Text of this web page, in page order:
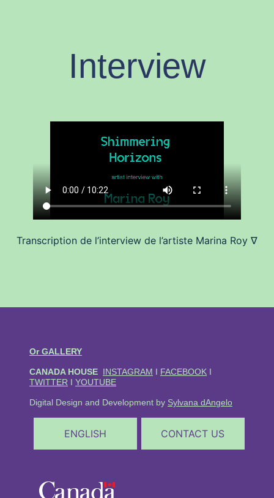
Interview
Transcription de l’interview de l’artiste Marina Roy ∇
Or GALLERY
CANADA HOUSE INSTAGRAM FACEBOOK
TWITTER
YOUTUBE
Digital Design and Development by Sylvana dAngelo
ENGLISH CONTACT US